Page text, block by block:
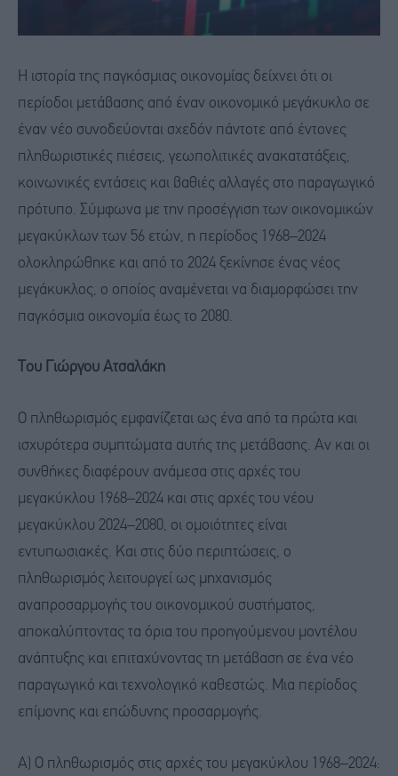
Η ιστορία της παγκόσμιας οικονομίας δείχνει ότι οι
περίοδοι μετάβασης από έναν οικονομικό μεγάκυκλο σε
έναν νέο συνοδεύονται σχεδόν πάντοτε από έντονες
πληθωριστικές πιέσεις, γεωπολιτικές ανακατατάξεις,
κοινωνικές εντάσεις και βαθιές αλλαγές στο παραγωγικό
πρότυπο. Σύμφωνα με την προσέγγιση των οικονομικών
μεγακύκλων των 56 ετών, η περίοδος 1968–2024
ολοκληρώθηκε και από το 2024 ξεκίνησε ένας νέος
μεγάκυκλος, ο οποίος αναμένεται να διαμορφώσει την
παγκόσμια οικονομία έως το 2080.
Του Γιώργου Ατσαλάκη
Ο πληθωρισμός εμφανίζεται ως ένα από τα πρώτα και
ισχυρότερα συμπτώματα αυτής της μετάβασης. Αν και οι
συνθήκες διαφέρουν ανάμεσα στις αρχές του
μεγακύκλου 1968–2024 και στις αρχές του νέου
μεγακύκλου 2024–2080, οι ομοιότητες είναι
εντυπωσιακές. Και στις δύο περιπτώσεις, ο
πληθωρισμός λειτουργεί ως μηχανισμός
αναπροσαρμογής του οικονομικού συστήματος,
αποκαλύπτοντας τα όρια του προηγούμενου μοντέλου
ανάπτυξης και επιταχύνοντας τη μετάβαση σε ένα νέο
παραγωγικό και τεχνολογικό καθεστώς. Μια περίοδος
επίμονης και επώδυνης προσαρμογής.
Α) Ο πληθωρισμός στις αρχές του μεγακύκλου 1968–2024: